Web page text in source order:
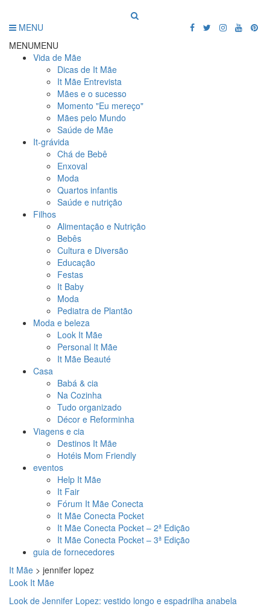
MENU
MENUMENU
Vida de Mãe
Dicas de It Mãe
It Mãe Entrevista
Mães e o sucesso
Momento "Eu mereço"
Mães pelo Mundo
Saúde de Mãe
It-grávida
Chá de Bebê
Enxoval
Moda
Quartos infantis
Saúde e nutrição
Filhos
Alimentação e Nutrição
Bebês
Cultura e Diversão
Educação
Festas
It Baby
Moda
Pediatra de Plantão
Moda e beleza
Look It Mãe
Personal It Mãe
It Mãe Beauté
Casa
Babá & cia
Na Cozinha
Tudo organizado
Décor e Reforminha
Viagens e cia
Destinos It Mãe
Hotéis Mom Friendly
eventos
Help It Mãe
It Fair
Fórum It Mãe Conecta
It Mãe Conecta Pocket
It Mãe Conecta Pocket – 2ª Edição
It Mãe Conecta Pocket – 3ª Edição
guia de fornecedores
It Mãe > jennifer lopez
Look It Mãe
Look de Jennifer Lopez: vestido longo e espadrilha anabela